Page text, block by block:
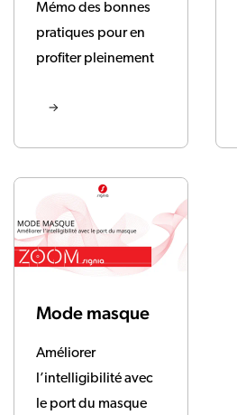
Mémo des bonnes
pratiques pour en
profiter pleinement
Mode masque
Améliorer
l’intelligibilité avec
le port du masque